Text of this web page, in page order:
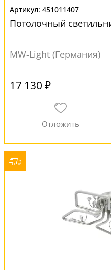
451011407
Потолочный
MW-Light (Германия)
17 130 ₽